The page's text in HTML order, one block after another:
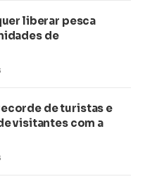
liberar pesca
de
de turistas e
visitantes com a